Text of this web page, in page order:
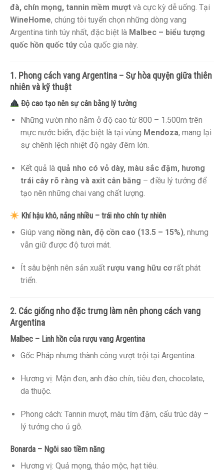
đà, chín mọng, tannin mềm mượt và cực kỳ dễ uống. Tại
WineHome, chúng tôi tuyển chọn những dòng vang
Argentina tinh túy nhất, đặc biệt là Malbec – biểu tượng
quốc hồn quốc túy của quốc gia này.
1. Phong cách vang Argentina – Sự hòa quyện giữa thiên
nhiên và kỹ thuật
Độ cao tạo nên sự cân bằng lý tưởng
Những vườn nho nằm ở độ cao từ 800 – 1.500m trên
mực nước biển, đặc biệt là tại vùng Mendoza, mang lại
sự chênh lệch nhiệt độ ngày đêm lớn.
Kết quả là quả nho có vỏ dày, màu sắc đậm, hương
trái cây rõ ràng và axit cân bằng – điều lý tưởng để
tạo nên những chai vang chất lượng.
Khí hậu khô, nắng nhiều – trái nho chín tự nhiên
Giúp vang nồng nàn, độ cồn cao (13.5 – 15%), nhưng
vẫn giữ được độ tươi mát.
Ít sâu bệnh nên sản xuất rượu vang hữu cơrất phát
triển.
2. Các giống nho đặc trưng làm nên phong cách vang
Argentina
Malbec – Linh hồn của rượu vang Argentina
Gốc Pháp nhưng thành công vượt trội tại Argentina.
Hương vị: Mận đen, anh đào chín, tiêu đen, chocolate,
da thuộc.
Phong cách: Tannin mượt, màu tím đậm, cấu trúc dày –
lý tưởng cho ủ gỗ.
Bonarda – Ngôi sao tiềm năng
Hương vị: Quả mọng, thảo mộc, hạt tiêu.